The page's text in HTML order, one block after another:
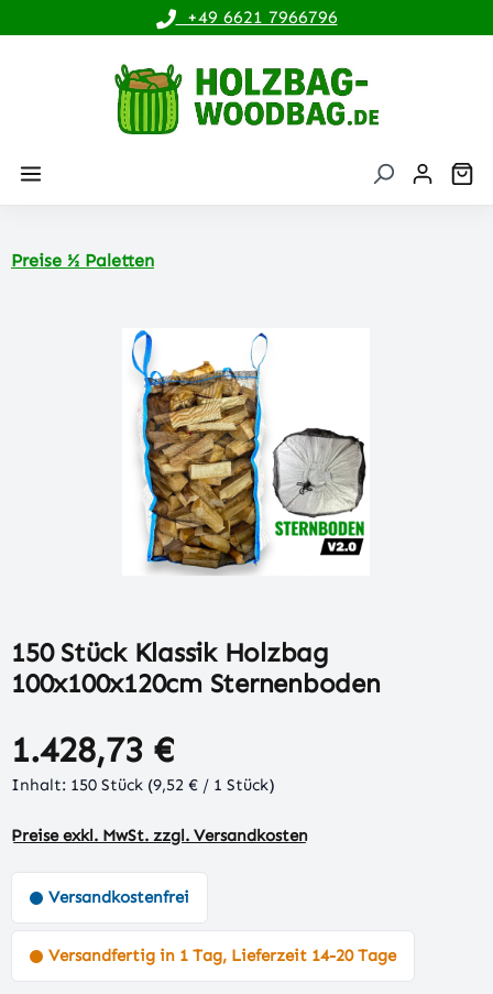
+49 6621 7966796
Preise ½ Paletten
Bildergalerie überspringen
150 Stück Klassik Holzbag
100x100x120cm Sternenboden
1.428,73 €
Inhalt: 150 Stück (9,52 € / 1 Stück)
Preise exkl. MwSt. zzgl. Versandkosten
Versandkostenfrei
Versandfertig in 1 Tag, Lieferzeit 14-20 Tage